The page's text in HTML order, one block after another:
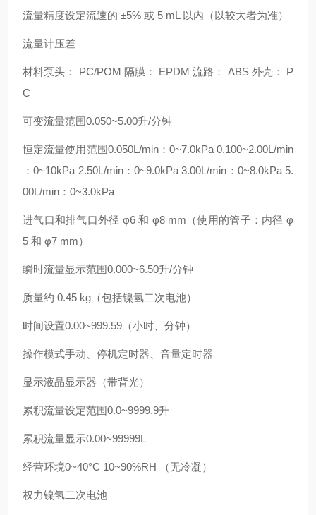
流量精度设定流速的 ±5% 或 5 mL 以内（以较大者为准）
流量计压差
材料泵头： PC/POM 隔膜： EPDM 流路： ABS 外壳： P
C
可变流量范围0.050~5.00升/分钟
恒定流量使用范围0.050L/min：0~7.0kPa 0.100~2.00L/min
：0~10kPa 2.50L/min：0~9.0kPa 3.00L/min：0~8.0kPa 5.
00L/min：0~3.0kPa
进气口和排气口外径 φ6 和 φ8 mm（使用的管子：内径 φ
5 和 φ7 mm）
瞬时流量显示范围0.000~6.50升/分钟
质量约 0.45 kg（包括镍氢二次电池）
时间设置0.00~999.59（小时、分钟）
操作模式手动、停机定时器、音量定时器
显示液晶显示器（带背光）
累积流量设定范围0.0~9999.9升
累积流量显示0.00~99999L
经营环境0~40°C 10~90%RH （无冷凝）
权力镍氢二次电池